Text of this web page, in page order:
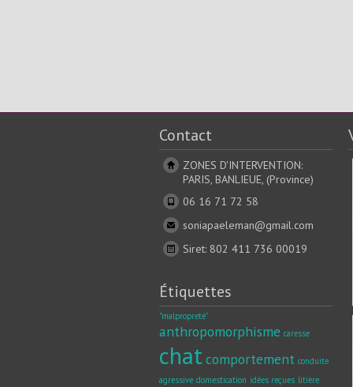
Contact
ZONES D'INTERVENTION:
PARIS, BANLIEUE, (Province)
06 16 71 72 58
soniapaeleman@gmail.com
Siret: 802 411 736 00019
Étiquettes
"malpropreté"
anthropomorphisme caresse
chatcomportement conduite
agressive domestication idées reçues litière